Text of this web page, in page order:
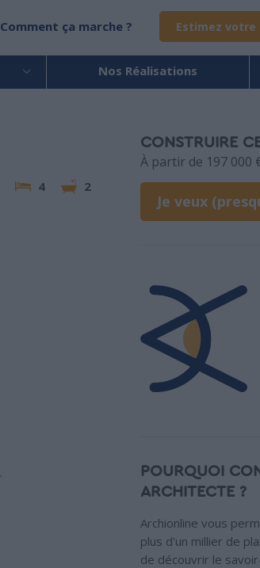
Comment ça marche ? Estimez votre
Nos Réalisations
4 2
CONSTRUIRE
À partir de 197 000
Je veux
POURQUOI
ARCHITECTE ?
Archionline vous
plus d'un millier de
de découvrir le